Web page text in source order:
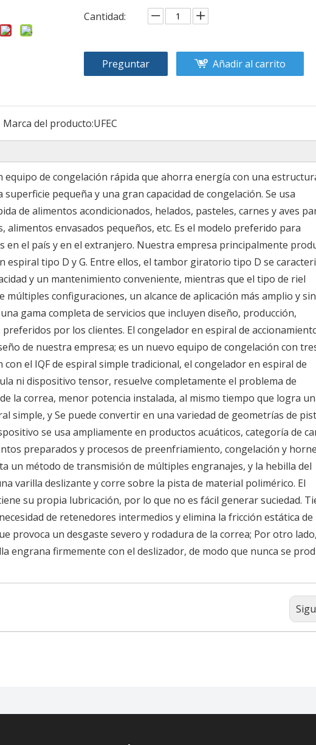
Cantidad:
Preguntar Añadir al carrito
Marca del producto:UFEC
equipo de congelación rápida que ahorra energía con una
pequeña y una gran capacidad de congelación. Se usa
de alimentos acondicionados, helados, pasteles, carnes y aves
envasados ​​pequeños, etc. Es el modelo preferido para
en el país y en el extranjero. Nuestra empresa principalmente
espiral tipo D y G. Entre ellos, el tambor giratorio tipo D se
y un mantenimiento conveniente, mientras que el tipo de riel
múltiples configuraciones, un alcance de aplicación más amplio y
gama completa de servicios que incluyen diseño, producción,
por los clientes. El congelador en espiral de
de nuestra empresa; es un nuevo equipo de congelación con
el IQF de espiral simple tradicional, el congelador en espiral de
ni dispositivo tensor, resuelve completamente el problema de
la correa, menor potencia instalada, al mismo tiempo que logra
simple, y Se puede convertir en una variedad de geometrías de
se usa ampliamente en productos acuáticos, categoría de
preparados y procesos de preenfriamiento, congelación y
un método de transmisión de múltiples engranajes, y la hebilla del
varilla deslizante y corre sobre la pista de material polimérico. El
su propia lubricación, por lo que no es fácil generar suciedad.
de retenedores intermedios y elimina la fricción estática de
provoca un desgaste severo y rodadura de la correa; Por otro
engrana firmemente con el deslizador, de modo que nunca se